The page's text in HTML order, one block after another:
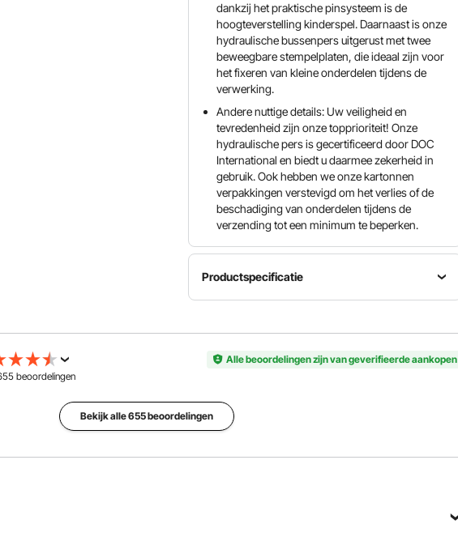
dankzij het praktische pinsysteem is de
hoogteverstelling kinderspel. Daarnaast is onze
hydraulische bussenpers uitgerust met twee
beweegbare stempelplaten, die ideaal zijn voor
het fixeren van kleine onderdelen tijdens de
verwerking.
Andere nuttige details: Uw veiligheid en
tevredenheid zijn onze topprioriteit! Onze
hydraulische pers is gecertificeerd door DOC
International en biedt u daarmee zekerheid in
gebruik. Ook hebben we onze kartonnen
verpakkingen verstevigd om het verlies of de
beschadiging van onderdelen tijdens de
verzending tot een minimum te beperken.
Productspecificatie
belasting
/ 6t
4,3 inch /
110 mm
koolstofst
aal
Instelbaar
hoogtebereik
inch / 55-
/ 496 x
Alle beoordelingen zijn van geverifieerde aankopen
beoordelingen
Bekijk alle 655 beoordelingen